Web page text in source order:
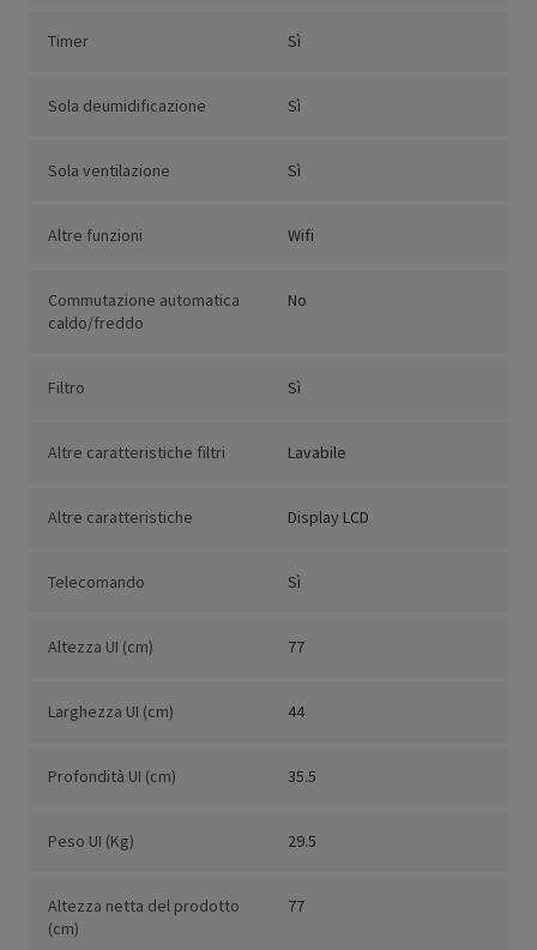
Timer Sì
Sola deumidificazione Sì
Sola ventilazione Sì
Altre funzioni Wifi
Commutazione automatica
caldo/freddo
No
Filtro Sì
Altre caratteristiche filtri Lavabile
Altre caratteristiche Display LCD
Telecomando Sì
Altezza UI (cm) 77
Larghezza UI (cm) 44
Profondità UI (cm) 35.5
Peso UI (Kg) 29.5
Altezza netta del prodotto
(cm)
77